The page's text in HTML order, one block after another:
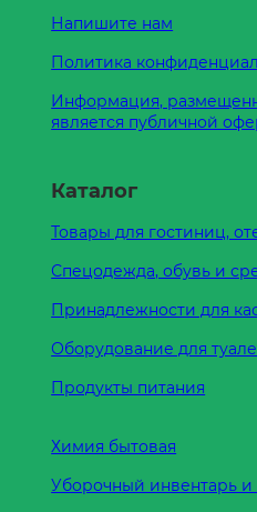
Напишите нам
Политика
Информация,
является публичной
Каталог
Товары для гостиниц,
Спецодежда, обувь и
Принадлежности для
Оборудование для
Продукты питания
Химия бытовая
Уборочный инвентарь и